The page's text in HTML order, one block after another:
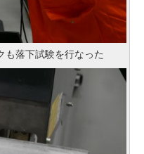
も落下試験を行なった